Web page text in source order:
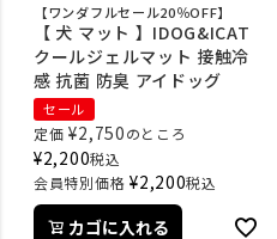
【ワンダフルセール20％OFF】
【 犬 マット 】IDOG&ICAT
クールジェルマット 接触冷
感 抗菌 防臭 アイドッグ
セール
定価 ¥2,750のところ
¥2,200税込
会員特別価格 ¥2,200税込
カゴに入れる